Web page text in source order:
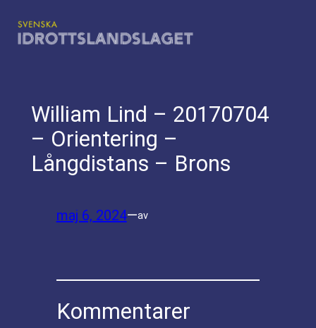
till
William Lind – 20170704
– Orientering –
Långdistans – Brons
maj 6, 2024—av
Kommentarer